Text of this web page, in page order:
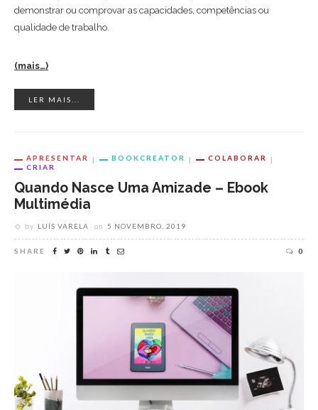
demonstrar ou comprovar as capacidades, competências ou
qualidade de trabalho.
(mais…)
LER MAIS...
APRESENTAR BOOKCREATOR
COLABORAR
CRIAR
Quando Nasce Uma Amizade – Ebook
Multimédia
by LUÍS VARELA on 5 NOVEMBRO, 2019
SHARE 0